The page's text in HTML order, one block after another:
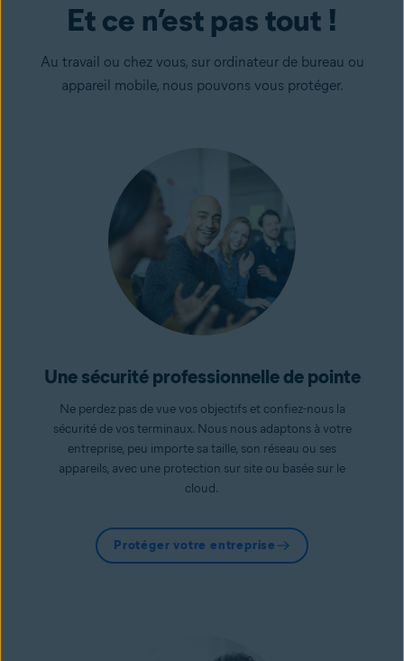
Et ce n’est pas tout !
Au travail ou chez vous, sur ordinateur de bureau ou
appareil mobile, nous pouvons vous protéger.
Une sécurité professionnelle de pointe
Ne perdez pas de vue vos objectifs et confiez-nous la
sécurité de vos terminaux. Nous nous adaptons à votre
entreprise, peu importe sa taille, son réseau ou ses
appareils, avec une protection sur site ou basée sur le
cloud.
Protéger votre entreprise